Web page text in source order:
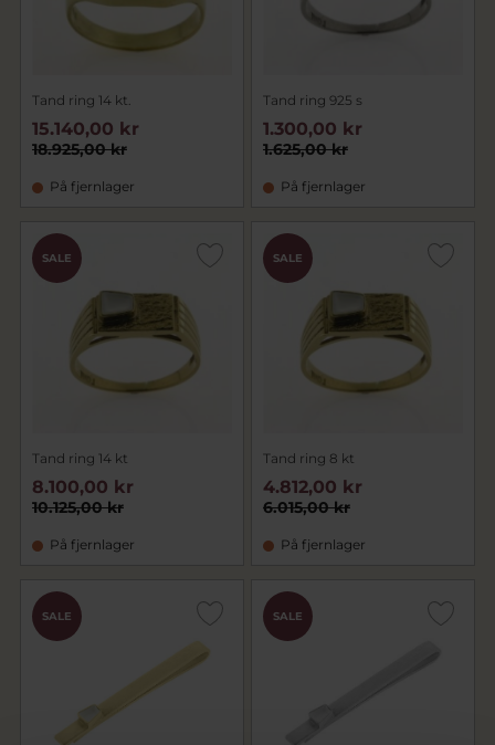
Tand ring 14 kt.
18.925,00 kr
15.140,00 kr
På fjernlager
Tand ring 925 s
1.625,00 kr
1.300,00 kr
På fjernlager
SALE
Tand ring 14 kt
10.125,00 kr
8.100,00 kr
På fjernlager
SALE
Tand ring 8 kt
6.015,00 kr
4.812,00 kr
På fjernlager
SALE SALE